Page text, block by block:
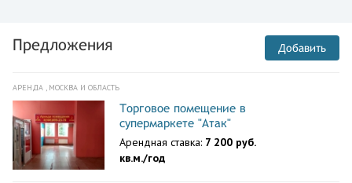
Предложения Добавить
АРЕНДА , МОСКВА И ОБЛАСТЬ
Торговое помещение в
супермаркете "Атак"
Арендная ставка: 7 200 руб.
кв.м./год